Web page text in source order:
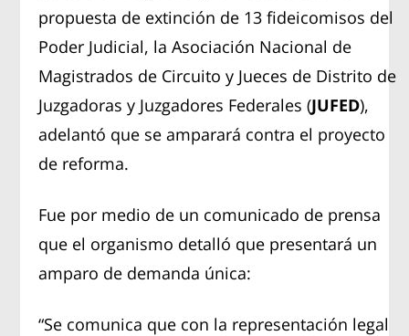
propuesta de extinción de 13 fideicomisos del
Poder Judicial, la Asociación Nacional de
Magistrados de Circuito y Jueces de Distrito de
Juzgadoras y Juzgadores Federales (JUFED),
adelantó que se amparará contra el proyecto
de reforma.
Fue por medio de un comunicado de prensa
que el organismo detalló que presentará un
amparo de demanda única:
“Se comunica que con la representación legal